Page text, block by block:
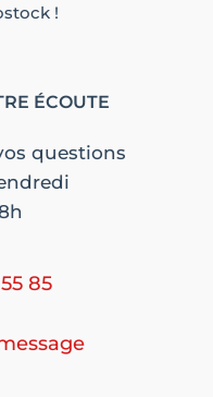
!
ÉCOUTE
questions
85